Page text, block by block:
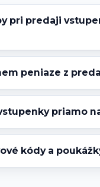
pri predaji
peniaze z
priamo
kódy a